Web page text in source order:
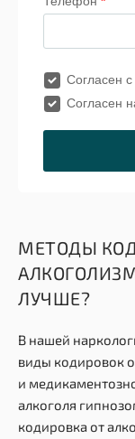
МЕТОДЫ
ЛУЧШЕ?
В нашей
виды кодировок
и
алкоголя
кодировка от